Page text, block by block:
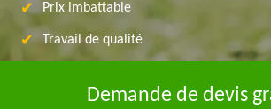
Prix imbattable
Travail de qualité
Demande de devis